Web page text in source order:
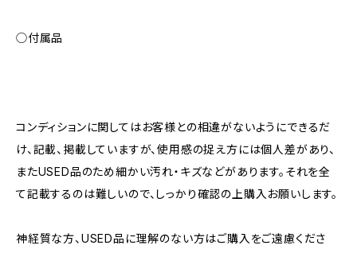
◯付属品
コンディションに関してはお客様との相違がないようにできるだ
け、記載、掲載していますが、使用感の捉え方には個人差があり、
またUSED品のため細かい汚れ・キズなどがあります。それを全
て記載するのは難しいので、しっかり確認の上購入お願いします。
神経質な方、USED品に理解のない方はご購入をご遠慮くださ